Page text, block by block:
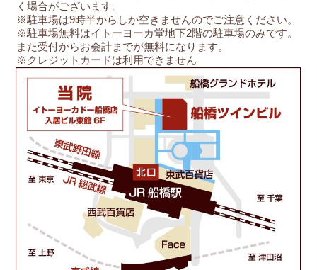
く場合がございます。
※駐車場は9時半からしか空きませんのでご注意ください。
※駐車場無料はイトーヨーカ堂地下2階の駐車場のみです。
また受付からお会計までが無料になります。
※クレジットカードは利用できません